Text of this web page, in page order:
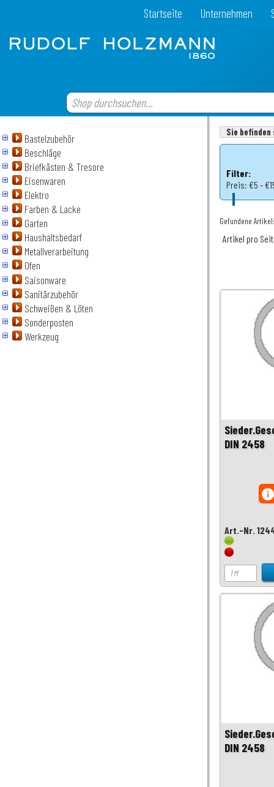
Startseite Unternehmen
Bastelzubehör
Beschläge
Briefkästen & Tresore
Eisenwaren
Elektro
Farben & Lacke
Garten
Haushaltsbedarf
Metallverarbeitung
Ofen
Saisonware
Sanitärzubehör
Schweißen & Löten
Sonderposten
Werkzeug
Sie
Filter:
Preis: €5 -
Gefundene
Artikel pro
DIN 2458
Art.-Nr.
DIN 2458